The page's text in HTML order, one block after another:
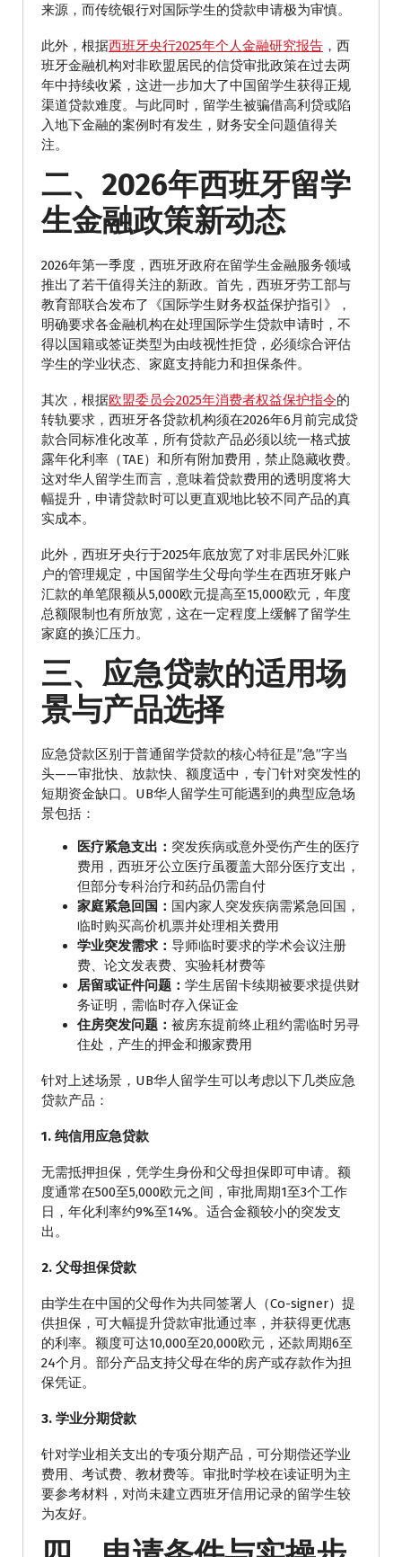
来源，而传统银行对国际学生的贷款申请极为审慎。
此外，根据西班牙央行2025年个人金融研究报告 ，西
班牙金融机构对非欧盟居民的信贷审批政策在过去两
年中持续收紧，这进一步加大了中国留学生获得正规
渠道贷款难度。与此同时，留学生被骗借高利贷或陷
入地下金融的案例时有发生，财务安全问题值得关
注。
二、2026年西班牙留学
生金融政策新动态
2026年第一季度，西班牙政府在留学生金融服务领域
推出了若干值得关注的新政。首先，西班牙劳工部与
教育部联合发布了《国际学生财务权益保护指引》，
明确要求各金融机构在处理国际学生贷款申请时，不
得以国籍或签证类型为由歧视性拒贷，必须综合评估
学生的学业状态、家庭支持能力和担保条件。
其次，根据欧盟委员会2025年消费者权益保护指令的
转轨要求，西班牙各贷款机构须在2026年6月前完成贷
款合同标准化改革，所有贷款产品必须以统一格式披
露年化利率（TAE）和所有附加费用，禁止隐藏收费。
这对华人留学生而言，意味着贷款费用的透明度将大
幅提升，申请贷款时可以更直观地比较不同产品的真
实成本。
此外，西班牙央行于2025年底放宽了对非居民外汇账
户的管理规定，中国留学生父母向学生在西班牙账户
汇款的单笔限额从5,000欧元提高至15,000欧元，年度
总额限制也有所放宽，这在一定程度上缓解了留学生
家庭的换汇压力。
三、应急贷款的适用场
景与产品选择
应急贷款区别于普通留学贷款的核心特征是”急”字当
头——审批快、放款快、额度适中，专门针对突发性的
短期资金缺口。UB华人留学生可能遇到的典型应急场
景包括：
医疗紧急支出： 突发疾病或意外受伤产生的医疗
费用，西班牙公立医疗虽覆盖大部分医疗支出，
但部分专科治疗和药品仍需自付
家庭紧急回国： 国内家人突发疾病需紧急回国，
临时购买高价机票并处理相关费用
学业突发需求： 导师临时要求的学术会议注册
费、论文发表费、实验耗材费等
居留或证件问题： 学生居留卡续期被要求提供财
务证明，需临时存入保证金
住房突发问题： 被房东提前终止租约需临时另寻
住处，产生的押金和搬家费用
针对上述场景，UB华人留学生可以考虑以下几类应急
贷款产品：
1. 纯信用应急贷款
无需抵押担保，凭学生身份和父母担保即可申请。额
度通常在500至5,000欧元之间，审批周期1至3个工作
日，年化利率约9%至14%。适合金额较小的突发支
出。
2. 父母担保贷款
由学生在中国的父母作为共同签署人（Co-signer）提
供担保，可大幅提升贷款审批通过率，并获得更优惠
的利率。额度可达10,000至20,000欧元，还款周期6至
24个月。部分产品支持父母在华的房产或存款作为担
保凭证。
3. 学业分期贷款
针对学业相关支出的专项分期产品，可分期偿还学业
费用、考试费、教材费等。审批时学校在读证明为主
要参考材料，对尚未建立西班牙信用记录的留学生较
为友好。